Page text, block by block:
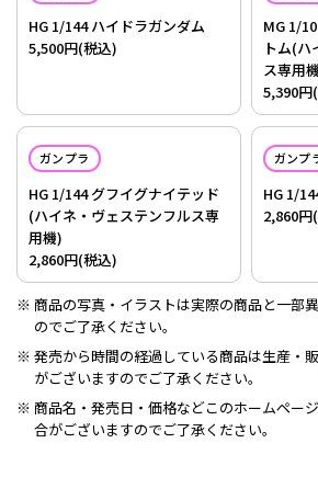
HG 1/144 ハイドラガンダム
5,500円(税込)
MG 1/
トム(
ス専用
5,390円
ガンプラ
HG 1/144 グフイグナイテッド
(ハイネ・ヴェステンフルス専
用機)
2,860円(税込)
ガンプ
HG 1/
2,860円
商品の写真・イラストは実際の商品と一部
のでご了承ください。
発売から時間の経過している商品は生産・
がございますのでご了承ください。
商品名・発売日・価格などこのホームペー
合がございますのでご了承ください。